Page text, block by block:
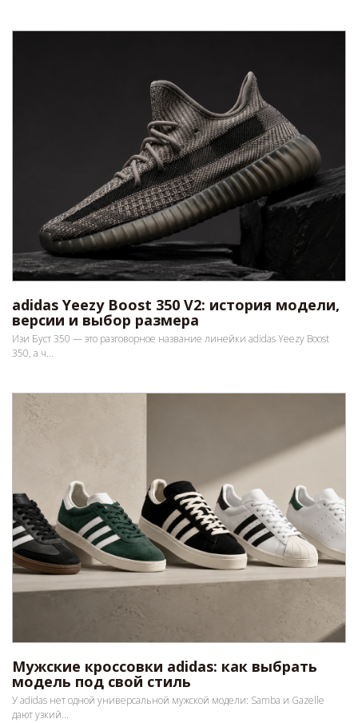
adidas Yeezy Boost 350 V2: история модели,
версии и выбор размера
Изи Буст 350 — это разговорное название линейки adidas Yeezy Boost
350, а ч...
Мужские кроссовки adidas: как выбрать
модель под свой стиль
У adidas нет одной универсальной мужской модели: Samba и Gazelle
дают узкий...